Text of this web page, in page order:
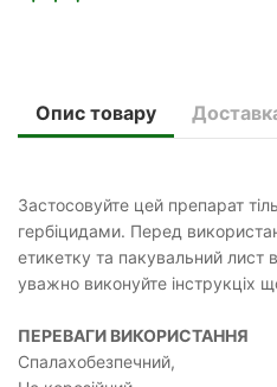
Опис товару
Застосовуйте цей препарат
гербіцидами. Перед
етикетку та пакувальний лист
уважно виконуйте інструкціх
ПЕРЕВАГИ ВИКОРИСТАННЯ
Спалахобезпечний,